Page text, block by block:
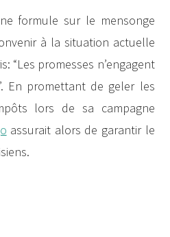
formule sur le mensonge
à la situation actuelle
“Les promesses n’engagent
En promettant de geler les
lors de sa campagne
assurait alors de garantir le